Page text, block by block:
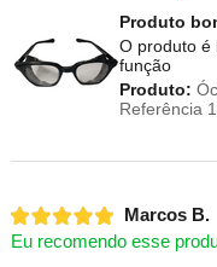
Produto
O produto é
função
Produto:
Referência
Marcos B.
Eu recomendo esse